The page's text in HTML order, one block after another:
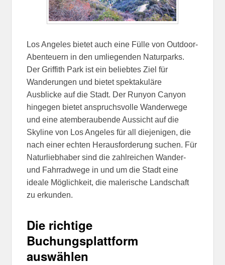
Los Angeles bietet auch eine Fülle von Outdoor-
Abenteuern in den umliegenden Naturparks.
Der Griffith Park ist ein beliebtes Ziel für
Wanderungen und bietet spektakuläre
Ausblicke auf die Stadt. Der Runyon Canyon
hingegen bietet anspruchsvolle Wanderwege
und eine atemberaubende Aussicht auf die
Skyline von Los Angeles für all diejenigen, die
nach einer echten Herausforderung suchen. Für
Naturliebhaber sind die zahlreichen Wander-
und Fahrradwege in und um die Stadt eine
ideale Möglichkeit, die malerische Landschaft
zu erkunden.
Die richtige
Buchungsplattform
auswählen